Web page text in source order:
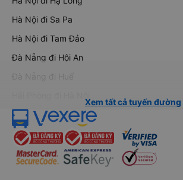
Hà Nội đi Sa Pa
Hà Nội đi Tam Đảo
Đà Nẵng đi Hội An
Đà Nẵng đi Huế
Xem tất cả tuyến đường